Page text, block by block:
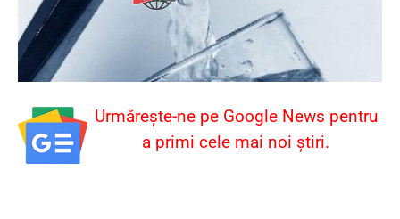
Urmărește-ne pe Google News pentru
a primi cele mai noi știri.